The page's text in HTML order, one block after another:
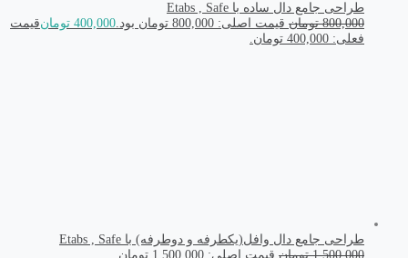
طراحی جامع دال ساده با Etabs , Safe
800,000 تومان قیمت اصلی: 800,000 تومان بود. 400,000 تومانقیمت
فعلی: 400,000 تومان.
طراحی جامع دال وافل(یکطرفه و دوطرفه) با Etabs , Safe
1,500,000 تومان قیمت اصلی: 1,500,000 تومان